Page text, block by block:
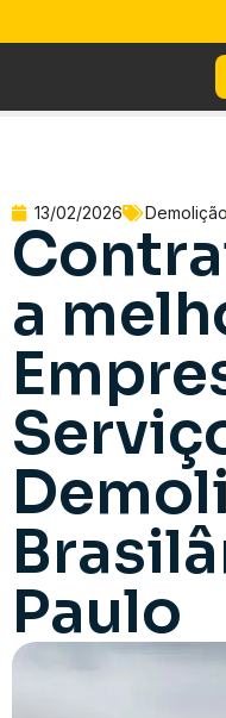
13/02/2026 Demolição
a
Paulo